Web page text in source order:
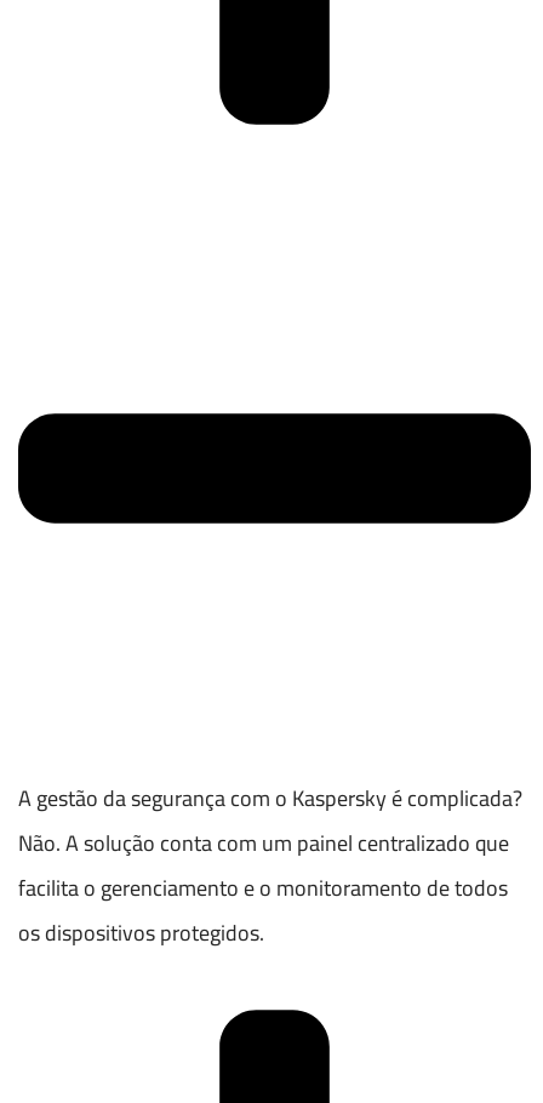
A gestão da segurança com o Kaspersky é complicada?
Não. A solução conta com um painel centralizado que
facilita o gerenciamento e o monitoramento de todos
os dispositivos protegidos.